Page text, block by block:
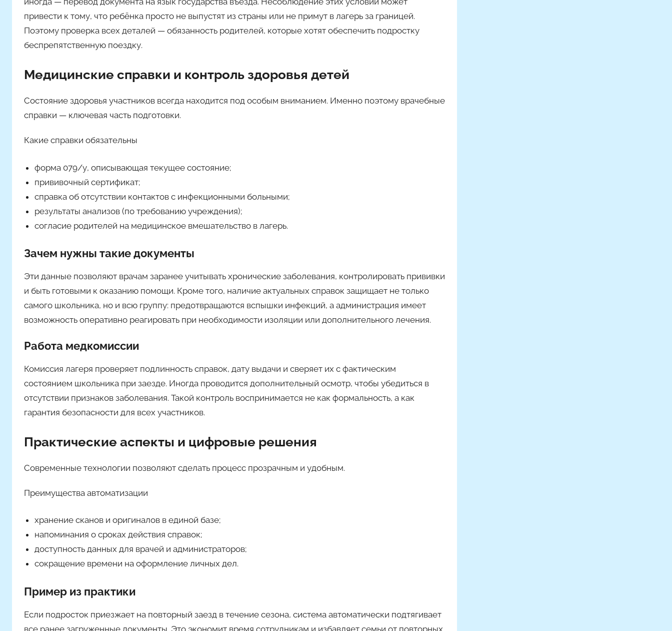
привести к тому, что ребёнка просто не выпустят из страны или не примут в лагерь за границей.
Поэтому проверка всех деталей — обязанность родителей, которые хотят обеспечить подростку
беспрепятственную поездку.
Медицинские справки и контроль здоровья детей
Состояние здоровья участников всегда находится под особым вниманием. Именно поэтому врачебные
справки — ключевая часть подготовки.
Какие справки обязательны
форма 079/у, описывающая текущее состояние;
прививочный сертификат;
справка об отсутствии контактов с инфекционными больными;
результаты анализов (по требованию учреждения);
согласие родителей на медицинское вмешательство в лагерь.
Зачем нужны такие документы
Эти данные позволяют врачам заранее учитывать хронические заболевания, контролировать прививки
и быть готовыми к оказанию помощи. Кроме того, наличие актуальных справок защищает не только
самого школьника, но и всю группу: предотвращаются вспышки инфекций, а администрация имеет
возможность оперативно реагировать при необходимости изоляции или дополнительного лечения.
Работа медкомиссии
Комиссия лагеря проверяет подлинность справок, дату выдачи и сверяет их с фактическим
состоянием школьника при заезде. Иногда проводится дополнительный осмотр, чтобы убедиться в
отсутствии признаков заболевания. Такой контроль воспринимается не как формальность, а как
гарантия безопасности для всех участников.
Практические аспекты и цифровые решения
Современные технологии позволяют сделать процесс прозрачным и удобным.
Преимущества автоматизации
хранение сканов и оригиналов в единой базе;
напоминания о сроках действия справок;
доступность данных для врачей и администраторов;
сокращение времени на оформление личных дел.
Пример из практики
Если подросток приезжает на повторный заезд в течение сезона, система автоматически подтягивает
все ранее загруженные документы. Это экономит время сотрудникам и избавляет семьи от повторных